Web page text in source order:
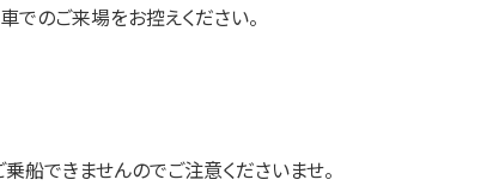
のご来場をお控えください。
できませんのでご注意くださいませ。